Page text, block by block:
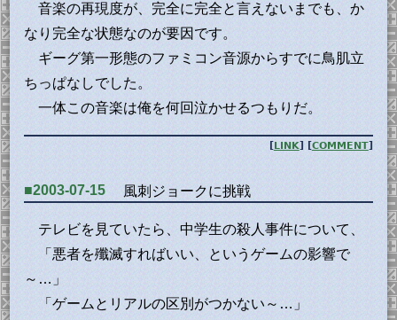
音楽の再現度が、完全に完全と言えないまでも、か
なり完全な状態なのが要因です。
ギーグ第一形態のファミコン音源からすでに鳥肌立
ちっぱなしでした。
一体この音楽は俺を何回泣かせるつもりだ。
[LINK] [COMMENT]
■2003-07-15 風刺ジョークに挑戦
テレビを見ていたら、中学生の殺人事件について、
「悪者を殲滅すればいい、というゲームの影響で
～…」
「ゲームとリアルの区別がつかない～…」